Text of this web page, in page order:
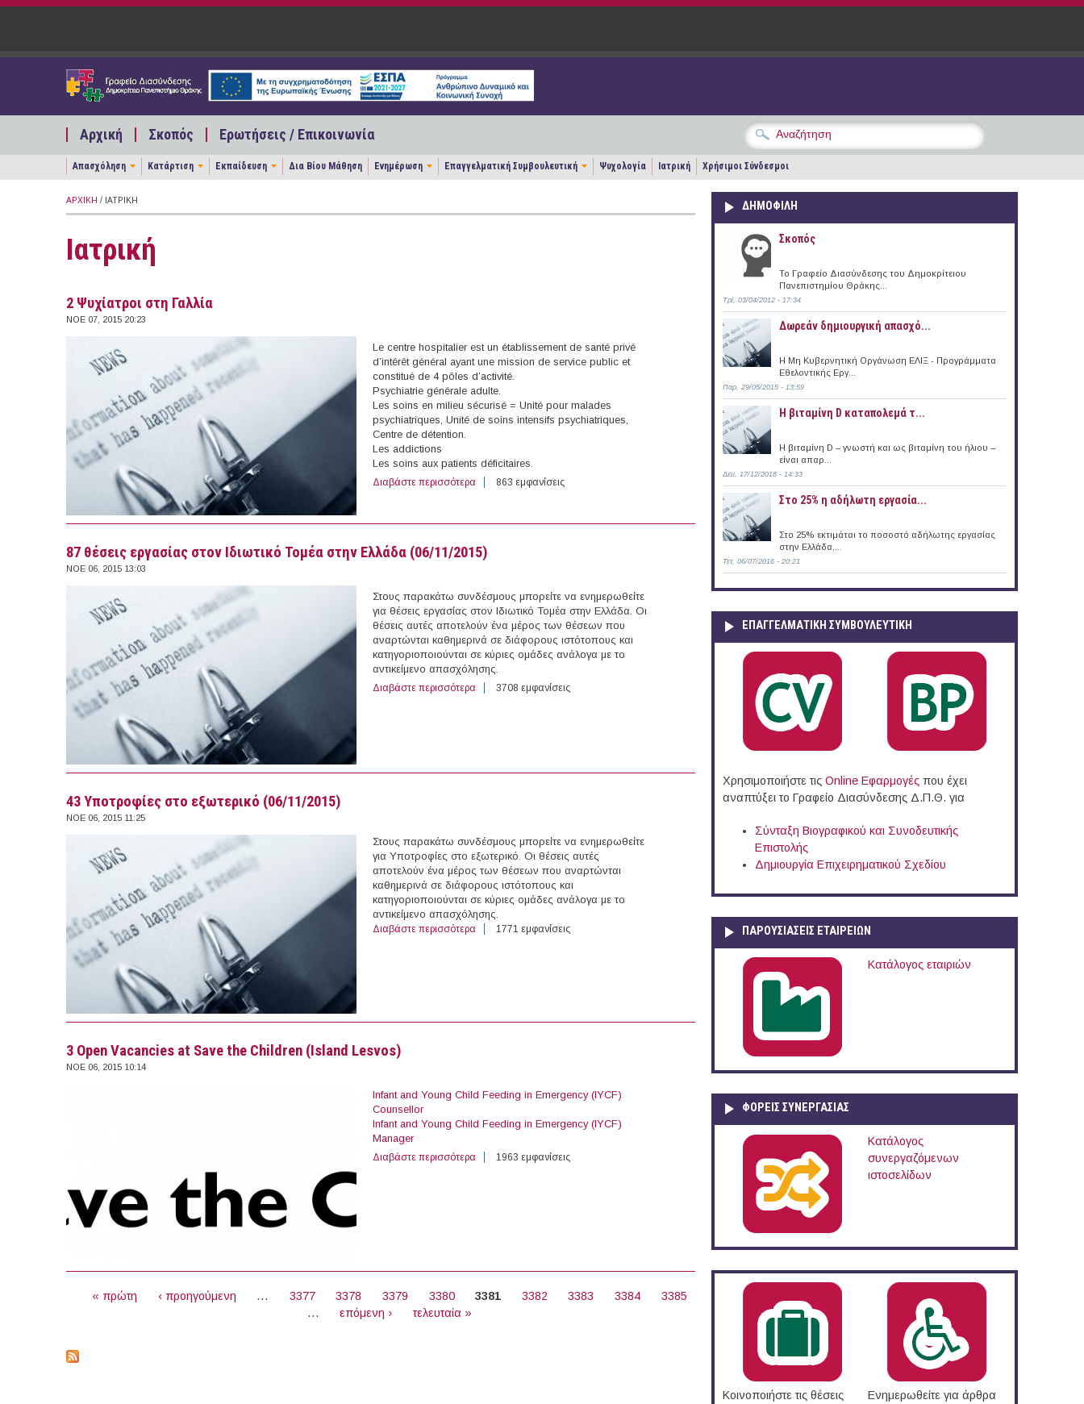
Παράκαμψη προς το κυρίως περιεχόμενο
Αρχική Σκοπός Ερωτήσεις / Επικοινωνία
Απασχόληση Κατάρτιση Εκπαίδευση Δια Βίου Μάθηση Ενημέρωση Επαγγελματική Συμβουλευτική Ψυχολογία Ιατρική Χρήσιμοι Σύνδεσμοι
ΑΡΧΙΚΉ / ΙΑΤΡΙΚΉ
Ιατρική
2 Ψυχίατροι στη Γαλλία
ΝΟΕ 07, 2015 20:23
Le centre hospitalier est un établissement de santé privé
d’intérêt général ayant une mission de service public et
constitué de 4 pôles d’activité.
Psychiatrie générale adulte.
Les soins en milieu sécurisé = Unité pour malades
psychiatriques, Unité de soins intensifs psychiatriques,
Centre de détention.
Les addictions
Les soins aux patients déficitaires.
Διαβάστε περισσότερα για 2 Ψυχίατροι στη Γαλλία
863 εμφανίσεις
87 θέσεις εργασίας στον Ιδιωτικό Τομέα στην Ελλάδα (06/11/2015)
ΝΟΕ 06, 2015 13:03
Στους παρακάτω συνδέσμους μπορείτε να ενημερωθείτε
για θέσεις εργασίας στον Ιδιωτικό Τομέα στην Ελλάδα. Οι
θέσεις αυτές αποτελούν ένα μέρος των θέσεων που
αναρτώνται καθημερινά σε διάφορους ιστότοπους και
κατηγοριοποιούνται σε κύριες ομάδες ανάλογα με το
αντικείμενο απασχόλησης.
Διαβάστε περισσότερα για 87 θέσεις εργασίας στον Ιδιωτικό Τομέα στην Ελλάδα (06/11/2015)
3708 εμφανίσεις
43 Υποτροφίες στο εξωτερικό (06/11/2015)
ΝΟΕ 06, 2015 11:25
Στους παρακάτω συνδέσμους μπορείτε να ενημερωθείτε
για Υποτροφίες στο εξωτερικό. Οι θέσεις αυτές
αποτελούν ένα μέρος των θέσεων που αναρτώνται
καθημερινά σε διάφορους ιστότοπους και
κατηγοριοποιούνται σε κύριες ομάδες ανάλογα με το
αντικείμενο απασχόλησης.
Διαβάστε περισσότερα για 43 Υποτροφίες στο εξωτερικό (06/11/2015)
1771 εμφανίσεις
3 Open Vacancies at Save the Children (Island Lesvos)
ΝΟΕ 06, 2015 10:14
Infant and Young Child Feeding in Emergency (IYCF)
Counsellor
Infant and Young Child Feeding in Emergency (IYCF)
Manager
Διαβάστε περισσότερα για 3 Open Vacancies at Save the Children (Island Lesvos)
1963 εμφανίσεις
« πρώτη ‹ προηγούμενη … 3377 3378 3379 3380 3381 3382 3383 3384
3385
…
επόμενη › τελευταία »
ΔΗΜΟΦΙΛΗ
Σκοπός
Το Γραφείο Διασύνδεσης του Δημοκρίτειου
Πανεπιστημίου Θράκης...
Τρί, 03/04/2012 - 17:34
Δωρεάν δημιουργική απασχό...
Η Μη Κυβερνητική Οργάνωση ΕΛΙΞ - Προγράμματα
Εθελοντικής Εργ...
Παρ, 29/05/2015 - 13:59
Η βιταμίνη D καταπολεμά τ...
Η βιταμίνη D – γνωστή και ως βιταμίνη του ήλιου –
είναι απαρ...
Δευ, 17/12/2018 - 14:33
Στο 25% η αδήλωτη εργασία...
Στο 25% εκτιμάται το ποσοστό αδήλωτης εργασίας
στην Ελλάδα,...
Τετ, 06/07/2016 - 20:21
ΕΠΑΓΓΕΛΜΑΤΙΚΉ ΣΥΜΒΟΥΛΕΥΤΙΚΉ
Χρησιμοποιήστε τις Online Eφαρμογές που έχει
αναπτύξει το Γραφείο Διασύνδεσης Δ.Π.Θ. για
Σύνταξη Βιογραφικού και Συνοδευτικής
Επιστολής
Δημιουργία Επιχειρηματικού Σχεδίου
ΠΑΡΟΥΣΙΆΣΕΙΣ ΕΤΑΙΡΕΙΏΝ
Κατάλογος εταιριών
ΦΟΡΕΙΣ ΣΥΝΕΡΓΑΣΙΑΣ
Κατάλογος
συνεργαζόμενων
ιστοσελίδων
Κοινοποιήστε τις θέσεις
Ενημερωθείτε για άρθρα